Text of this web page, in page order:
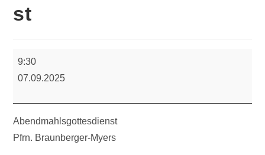
st
9:30
07.09.2025
Abendmahlsgottesdienst
Pfrn. Braunberger-Myers